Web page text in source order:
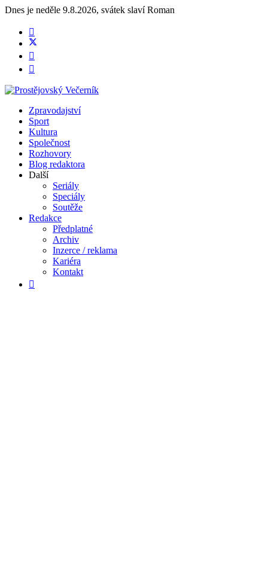
Dnes je neděle 9.8.2026, svátek slavíRoman
Zpravodajství
Sport
Kultura
Společnost
Rozhovory
Blog redaktora
Další
Seriály
Speciály
Soutěže
Redakce
Předplatné
Archiv
Inzerce / reklama
Kariéra
Kontakt